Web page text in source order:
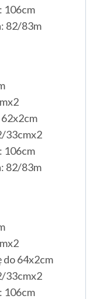
106cm
82/83m
33cmx2
106cm
82/83m
do 64x2cm
33cmx2
106cm